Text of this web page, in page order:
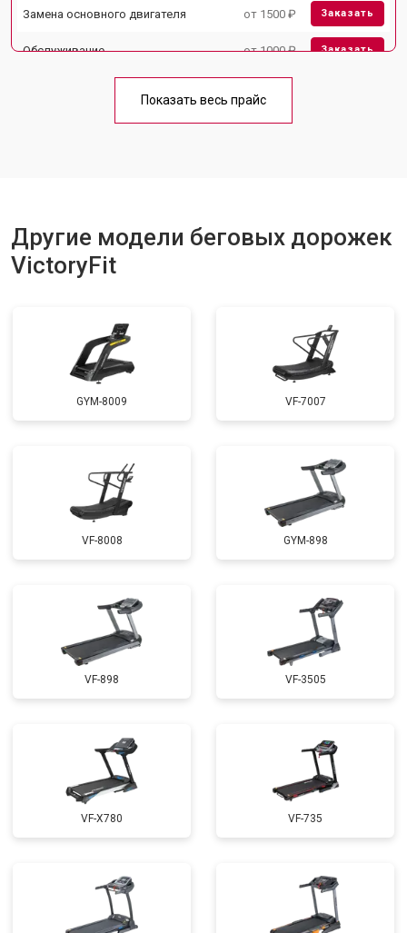
Замена основного двигателя от 1500 ₽ Заказать
Обслуживание от 1000 ₽ Заказать
Замена блока питания от 1000 ₽
Показать весь прайс
Другие модели беговых дорожек
VictoryFit
GYM-8009 VF-7007
VF-8008 GYM-898
VF-898 VF-3505
VF-X780 VF-735